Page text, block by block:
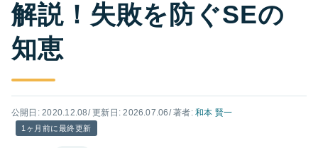
解説！失敗を防ぐSEの
知恵
公開日: 2020.12.08/ 更新日: 2026.07.06/ 著者:和本 賢一
1ヶ月前に最終更新